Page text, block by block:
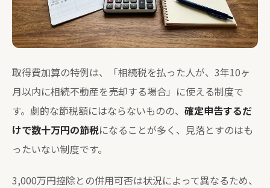
取得費加算の特例は、「相続税を払った人が、3年10ヶ
月以内に相続不動産を売却する場合」に使える制度で
す。劇的な節税額にはならないものの、 確定申告するだ
けで数十万円の節税になることが多く、見落とすのはも
ったいない制度です。
3,000万円控除との併用可否は状況によって異なるため、